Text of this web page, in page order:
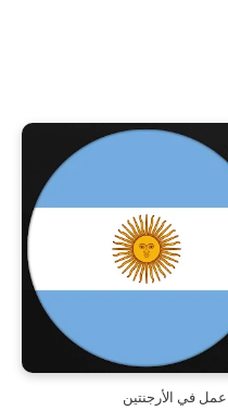
في الأرجنتين